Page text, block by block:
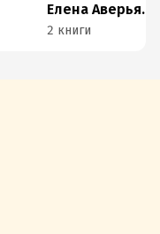
Елена Аверьянова
2 книги